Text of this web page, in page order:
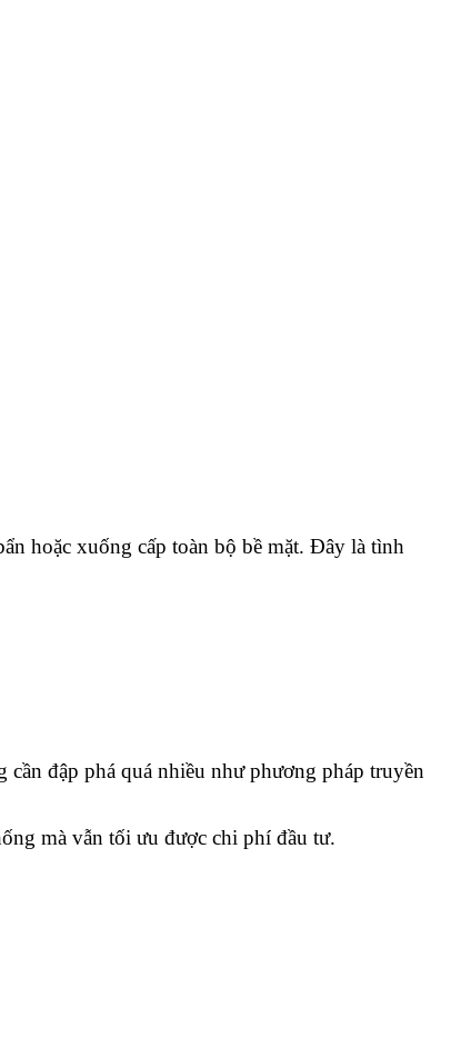
hoặc xuống cấp toàn bộ bề mặt. Đây là tình
đập phá quá nhiều như phương pháp truyền
mà vẫn tối ưu được chi phí đầu tư.